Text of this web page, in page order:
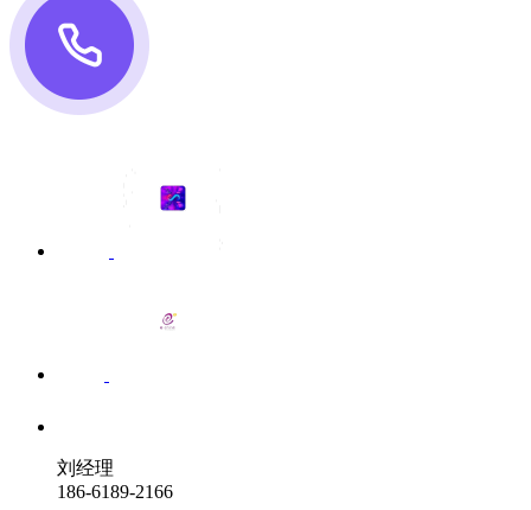
刘经理
186-6189-2166